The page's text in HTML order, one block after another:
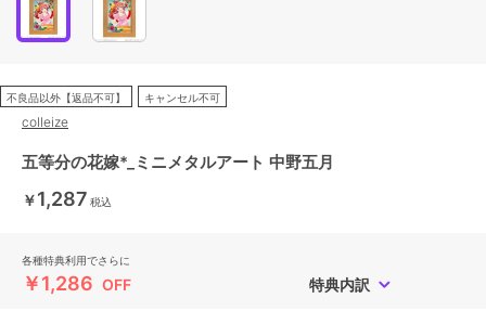
不良品以外【返品不可】 キャンセル不可
colleize
五等分の花嫁*_ミニメタルアート 中野五月
￥1,287 税込
各種特典利用でさらに
￥1,286 OFF 特典内訳